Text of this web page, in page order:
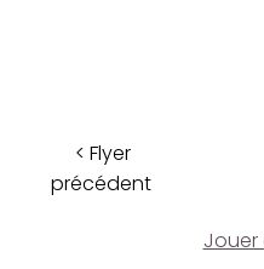
< Flyer
précédent